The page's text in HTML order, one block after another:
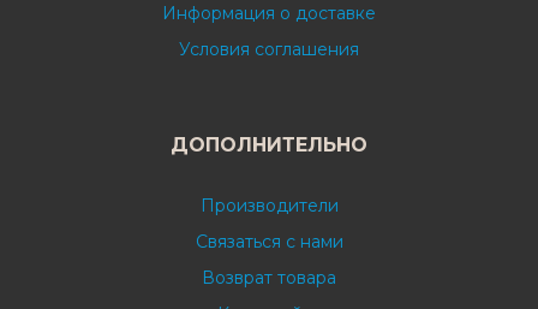
Информация о доставке
Условия соглашения
ДОПОЛНИТЕЛЬНО
Производители
Связаться с нами
Возврат товара